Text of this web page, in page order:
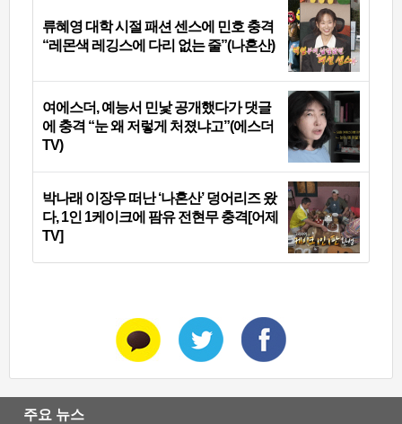
류혜영 대학 시절 패션 센스에 민호 충격
“레몬색 레깅스에 다리 없는 줄”(나혼산)
여에스더, 예능서 민낯 공개했다가 댓글
에 충격 “눈 왜 저렇게 처졌냐고”(에스더
TV)
박나래 이장우 떠난 ‘나혼산’ 덩어리즈 왔
다, 1인 1케이크에 팜유 전현무 충격[어제
TV]
주요 뉴스